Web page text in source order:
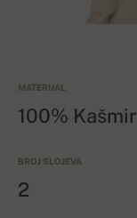
MATERIJAL
100% Kašmir
BROJ SLOJEVA
2